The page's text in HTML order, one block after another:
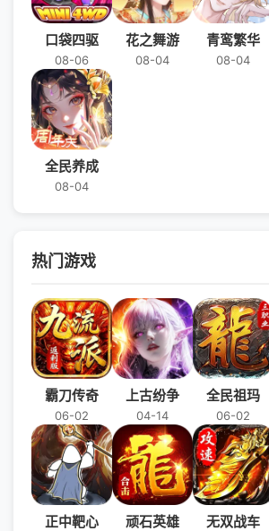
口袋四驱
08-06
花之舞游
08-04
青鸾繁华
08-04
全民养成
08-04
热门游戏
霸刀传奇
06-02
上古纷争
04-14
全民祖玛
06-02
正中靶心 顽石英雄 无双战车